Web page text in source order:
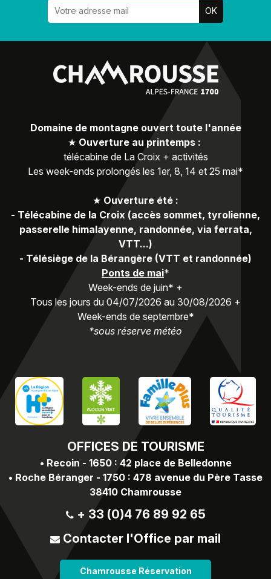
OFFICES DE TOURISME
• Recoin - 1650 : 42 place de Belledonne
• Roche Béranger - 1750 : 478 avenue du Père Tasse
38410 Chamrousse
+ 33 (0)4 76 89 92 65
Contacter l'Office par mail
Chamrousse Réservation
Domaine de montagne ouvert toute l'année
★ Ouverture au printemps :
télécabine de La Croix + activités
Les week-ends prolongés les 1er, 8, 14 et 25 mai*
★ Ouverture été :
- Télécabine de la Croix (accès sommet, tyrolienne,
passerelle himalayenne, randonnée, via ferrata,
VTT...)
- Télésiège de la Bérangère (VTT et randonnée)
Ponts de mai*
Week-ends de juin* +
Tous les jours du 04/07/2026 au 30/08/2026 +
Week-ends de septembre*
*sous réserve météo